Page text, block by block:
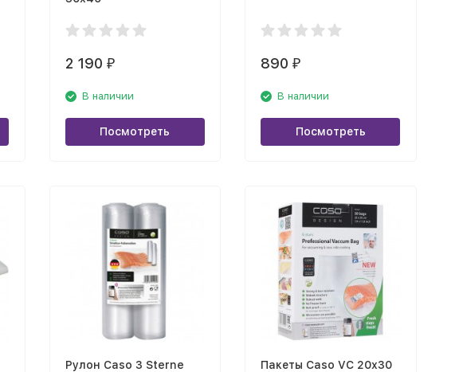
2 190 ₽
В наличии
Посмотреть
890₽
В наличии
Посмотреть
Рулон Caso 3 Sterne
Пакеты Caso VC 20х30